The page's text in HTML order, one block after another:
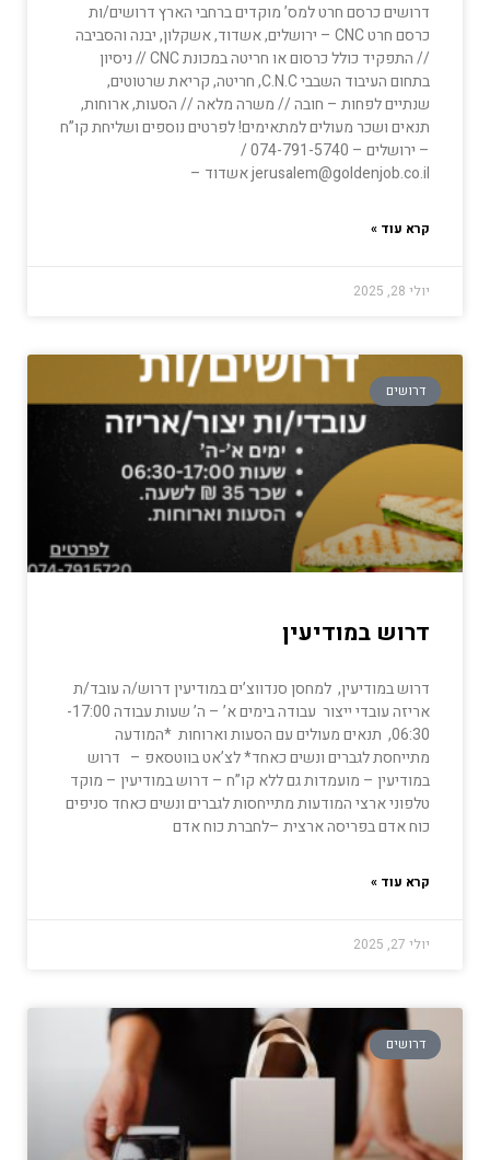
דרושים כרסם חרט למס’ מוקדים ברחבי הארץ דרושים/ות
כרסם חרט CNC – ירושלים, אשדוד, אשקלון, יבנה והסביבה
// התפקיד כולל כרסום או חריטה במכונת CNC // ניסיון
בתחום העיבוד השבבי C.N.C, חריטה, קריאת שרטוטים,
שנתיים לפחות – חובה // משרה מלאה // הסעות, ארוחות,
תנאים ושכר מעולים למתאימים! לפרטים נוספים ושליחת קו”ח
– ירושלים – 074-791-5740 /
jerusalem@goldenjob.co.il אשדוד –
קרא עוד »
יולי 28, 2025
דרושים
דרוש במודיעין
דרוש במודיעין, למחסן סנדווצ’ים במודיעין דרוש/ה עובד/ת
אריזה עובדי ייצור עבודה בימים א’ – ה’ שעות עבודה 17:00-
06:30, תנאים מעולים עם הסעות וארוחות *המודעה
מתייחסת לגברים ונשים כאחד* לצ’אט בווטסאפ – דרוש
במודיעין – מועמדות גם ללא קו”ח – דרוש במודיעין – מוקד
טלפוני ארצי המודעות מתייחסות לגברים ונשים כאחד סניפים
כוח אדם בפריסה ארצית –לחברת כוח אדם
קרא עוד »
יולי 27, 2025
דרושים